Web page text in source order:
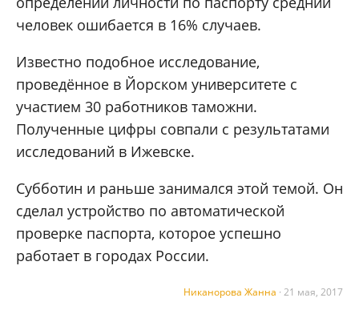
человек ошибается в 16% случаев.
Известно подобное исследование,
проведённое в Йорском университете с
участием 30 работников таможни.
Полученные цифры совпали с результатами
исследований в Ижевске.
Субботин и раньше занимался этой темой. Он
сделал устройство по автоматической
проверке паспорта, которое успешно
работает в городах России.
Никанорова Жанна · 21 мая, 2017